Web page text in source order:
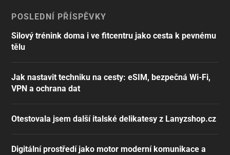
POSLEDNÍ PŘÍSPĚVKY
Silový trénink doma i ve fitcentru jako cesta k pevnému
tělu
Jak nastavit techniku na cesty: eSIM, bezpečná Wi-Fi,
VPN a ochrana dat
Otestovala jsem další italské delikatesy z Lanyzshop.cz
Digitální prostředí jako motor moderní komunikace a